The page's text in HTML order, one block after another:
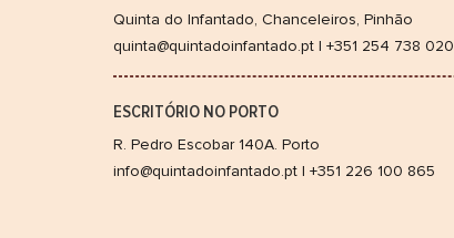
Quinta do Infantado, Chanceleiros, Pinhão
quinta@quintadoinfantado.pt | +351 254 738 020
ESCRITÓRIO NO PORTO
R. Pedro Escobar 140A. Porto
info@quintadoinfantado.pt | +351 226 100 865